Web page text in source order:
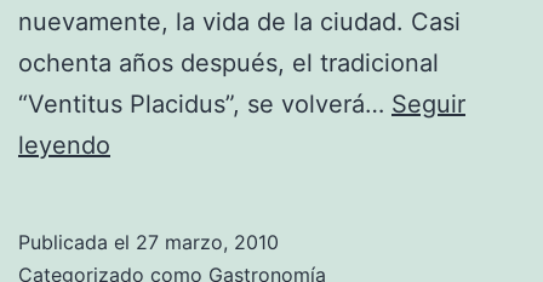
nuevamente, la vida de la ciudad. Casi
ochenta años después, el tradicional
“Ventitus Placidus”, se volverá… Seguir
leyendo
en
Publicada el 27 marzo, 2010
Categorizado como Gastronomía